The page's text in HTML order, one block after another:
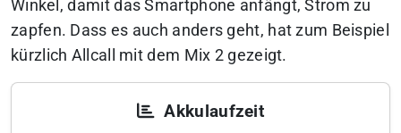
Winkel, damit das Smartphone anfängt, Strom zu
zapfen. Dass es auch anders geht, hat zum Beispiel
kürzlich Allcall mit dem Mix 2 gezeigt.
Akkulaufzeit